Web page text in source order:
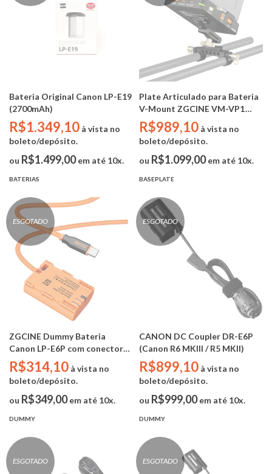
Bateria Original Canon LP-E19
(2700mAh)
R$1.349,10 à vista no
boleto/depósito.
ou R$1.499,00em até 10x.
BATERIAS
Plate Articulado para Bateria
V-Mount ZGCINE VM-VP1
KIT3 (OUTPUT - USB PD, D-
Tap, saída BP)
R$989,10 à vista no
boleto/depósito.
ou R$1.099,00em até 10x.
BASEPLATE
ESGOTADO
ZGCINE Dummy Bateria
Canon LP-E6P com conector
USB-C (R6 MKIII / C50 / R5C /
R5MKII)
R$314,10 à vista no
boleto/depósito.
ou R$349,00em até 10x.
DUMMY
ESGOTADO
CANON DC Coupler DR-E6P
(Canon R6 MKIII / R5 MKII)
R$899,10 à vista no
boleto/depósito.
ou R$999,00em até 10x.
DUMMY
ESGOTADO ESGOTADO